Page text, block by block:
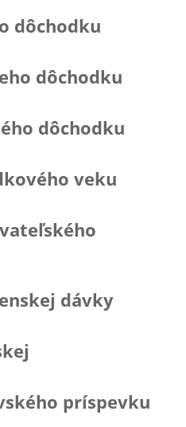
dôchodku
dôchodku
dôchodku
veku
dávky
príspevku